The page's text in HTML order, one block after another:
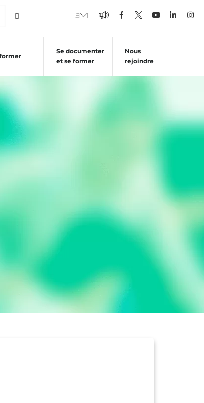
Se documenter
et se former
Nous
rejoindre